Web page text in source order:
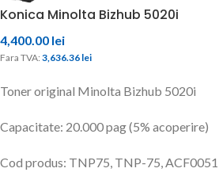
Konica Minolta Bizhub 5020i
4,400.00 lei
Fara TVA: 3,636.36 lei
Toner original Minolta Bizhub 5020i
Capacitate: 20.000 pag (5% acoperire)
Cod produs: TNP75, TNP-75, ACF0051